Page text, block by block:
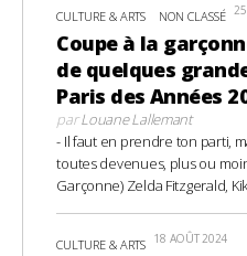
CULTURE & ARTS NON CLASSÉ
Coupe à la
de quelques
Paris des Années
parLouane Lallemant
- Il faut en prendre ton parti,
toutes devenues, plus ou
Garçonne) Zelda Fitzgerald,
CULTURE & ARTS 18 AOÛT 2024